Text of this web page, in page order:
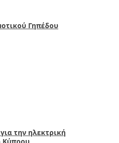
Γηπέδου
την ηλεκτρική